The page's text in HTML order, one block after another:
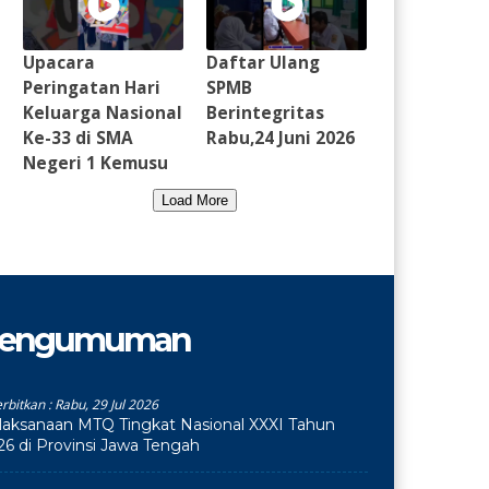
Upacara
Peringatan Hari
Keluarga Nasional
Ke-33 di SMA
Negeri 1 Kemusu
Daftar Ulang
SPMB
Berintegritas
Rabu,24 Juni 2026
Load More
:Rabu, 29 Jul 2026
MTQ Tingkat Nasional XXXI Tahun
di Provinsi Jawa Tengah